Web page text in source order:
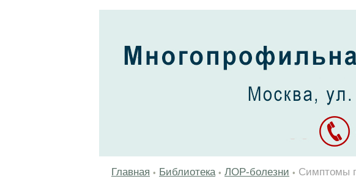
Главная • Библиотека • ЛОР-болезни • Симптомы